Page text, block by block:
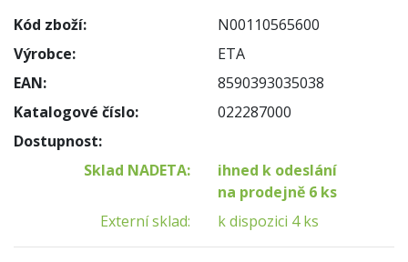
Kód zboží:
N00110565600
Výrobce:
ETA
EAN:
8590393035038
Katalogové číslo:
022287000
Dostupnost:
Sklad NADETA:
ihned k odeslání
na prodejně 6 ks
Externí sklad:
k dispozici 4 ks